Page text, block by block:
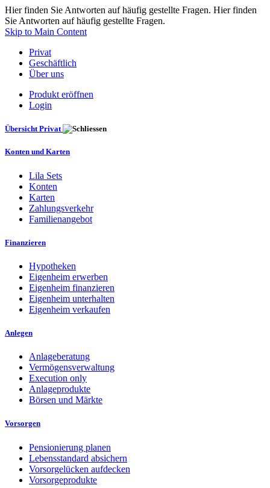
Hier finden Sie Antworten auf häufig gestellte Fragen. Hier finden
Sie Antworten auf häufig gestellte Fragen.
Skip to Main Content
Privat
Geschäftlich
Über uns
Produkt eröffnen
Login
Übersicht Privat
Konten und Karten
Lila Sets
Konten
Karten
Zahlungsverkehr
Familienangebot
Finanzieren
Hypotheken
Eigenheim erwerben
Eigenheim finanzieren
Eigenheim unterhalten
Eigenheim verkaufen
Anlegen
Anlageberatung
Vermögensverwaltung
Execution only
Anlageprodukte
Börsen und Märkte
Vorsorgen
Pensionierung planen
Lebensstandard absichern
Vorsorgelücken aufdecken
Vorsorgeprodukte